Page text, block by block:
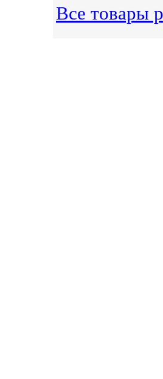
Все товары